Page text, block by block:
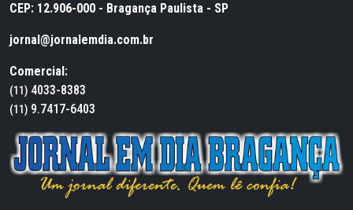
CEP: 12.906-000 - Bragança Paulista - SP
jornal@jornalemdia.com.br
Comercial:
(11) 4033-8383
(11) 9.7417-6403